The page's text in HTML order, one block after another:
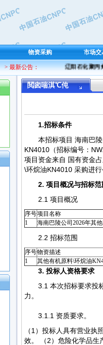
物资采购 市场交
> 最新公告： 辽阳石化聚丙烯
閲囪喘淇℃伅
1.招标条件
本招标项目 海南巴
KN4010（招标编号：
项目资金来自 国有资金
\环烷油KN4010 采购进
2. 项目概况与招标范
2.1 项目概况
序号项目名称
1
海南巴陵公司2026年其
2.2 招标范围
序号物资描述
1
其他有机原料\环烷油
3. 投标人资格要求
3.1 本次招标要求投
力。
3.1.1 资质要求。
（1）投标人具有营业执
效。 （2）危险化学品生